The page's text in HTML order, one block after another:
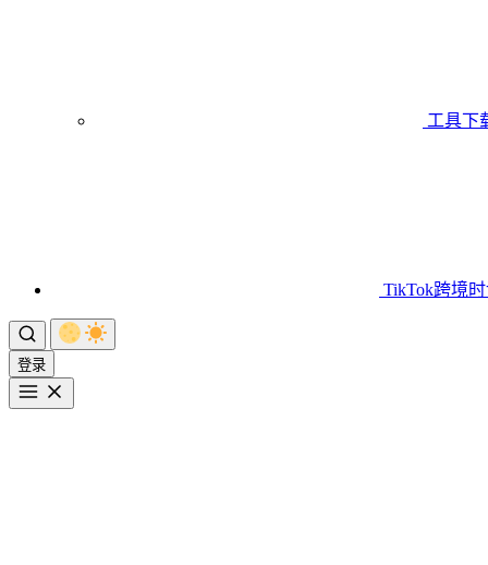
工具下
TikTok跨境
登录